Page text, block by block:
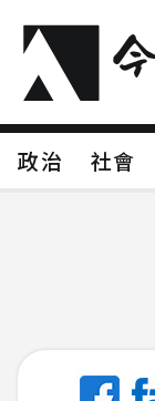
政治 社會
政治 社會